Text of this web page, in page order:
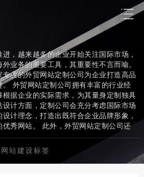
，越来越多的企业开始关注国际市场，
业务的重要工具，其重要性不言而喻。
业的外贸网站定制公司为企业打造高品
外贸网站定制公司拥有丰富的行业经
据企业的实际需求，为其量身定制独具
计方面，定制公司会充分考虑国际市场
计理念，打造出既符合企业品牌形象，
优秀网站。 此外，外贸网站定制公司还
，通过合理的网站结构、优质的内容布
提高企业网站在搜索引擎中的排名，从
在选择外贸网站定制公司时，企业应关
网站建设标签